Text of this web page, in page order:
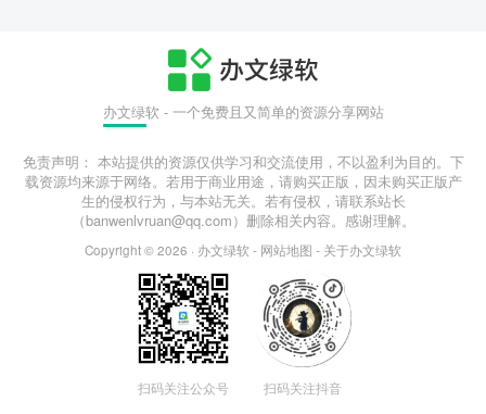
办文绿软 - 一个免费且又简单的资源分享网站
免责声明： 本站提供的资源仅供学习和交流使用，不以盈利为目的。下
载资源均来源于网络。若用于商业用途，请购买正版，因未购买正版产
生的侵权行为，与本站无关。若有侵权，请联系站长
（banwenlvruan@qq.com）删除相关内容。感谢理解。
Copyright © 2026 · 办文绿软 - 网站地图 - 关于办文绿软
扫码关注公众号 扫码关注抖音